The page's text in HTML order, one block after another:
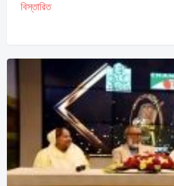
বিস্তারিত